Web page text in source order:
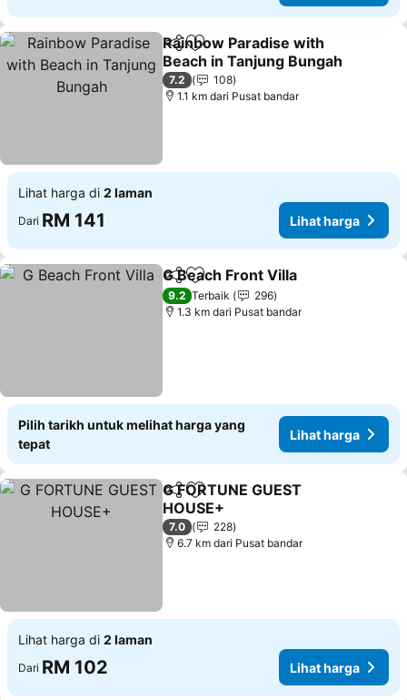
KongsiTambah ke favorit
Rainbow Paradise with
Beach in Tanjung Bungah
Lihat harga
7.2
108
1.1 km dari Pusat bandar
Lihat harga di 2 laman
Dari RM 141 Lihat harga
KongsiTambah ke favorit
G Beach Front Villa
9.2 Terbaik
296
1.3 km dari Pusat bandar
Pilih tarikh untuk melihat harga yang
tepat
Lihat harga
KongsiTambah ke favorit
G FORTUNE GUEST
HOUSE+
Lihat harga
7.0
228
6.7 km dari Pusat bandar
Lihat harga di 2 laman
Dari RM 102 Lihat harga